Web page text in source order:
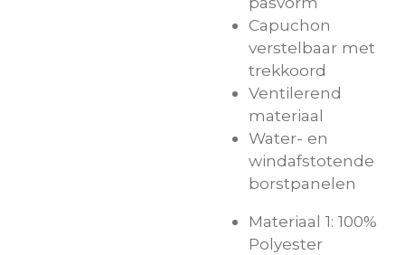
Capuchon
verstelbaar met
trekkoord
Ventilerend
materiaal
Water- en
windafstotende
borstpanelen
Materiaal 1: 100%
Polyester